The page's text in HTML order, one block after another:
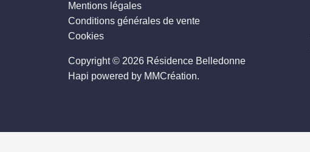
Mentions légales
Conditions générales de vente
Cookies
Copyright © 2026 Résidence Belledonne
Hapi powered by MMCréation.